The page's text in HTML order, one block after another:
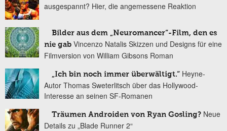
ausgespannt? Hier, die angemessene Reaktion
Bilder aus dem „Neuromancer“-Film, den es
nie gab Vincenzo Natalis Skizzen und Designs für eine
Filmversion von William Gibsons Roman
„Ich bin noch immer überwältigt.“ Heyne-
Autor Thomas Sweterlitsch über das Hollywood-
Interesse an seinen SF-Romanen
Träumen Androiden von Ryan Gosling? Neue
Details zu „Blade Runner 2“